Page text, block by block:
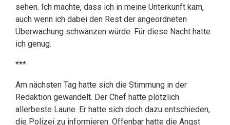
sehen. Ich machte, dass ich in meine Unterkunft kam,
auch wenn ich dabei den Rest der angeordneten
Überwachung schwänzen würde. Für diese Nacht hatte
ich genug.
***
Am nächsten Tag hatte sich die Stimmung in der
Redaktion gewandelt. Der Chef hatte plötzlich
allerbeste Laune. Er hatte sich doch dazu entschieden,
die Polizei zu informieren. Offenbar hatte die Angst